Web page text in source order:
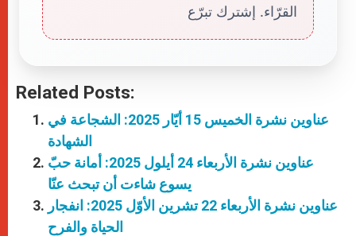
القرّاء. إشترك تبرّع
Related Posts:
عناوين نشرة الخميس 15 أيّار 2025: الشجاعة في
الشهادة
عناوين نشرة الأربعاء 24 أيلول 2025: أمانة حبّ
يسوع شاءت أن تبحث عنّا
عناوين نشرة الأربعاء 22 تشرين الأوّل 2025: انفجار
الحياة والفرح